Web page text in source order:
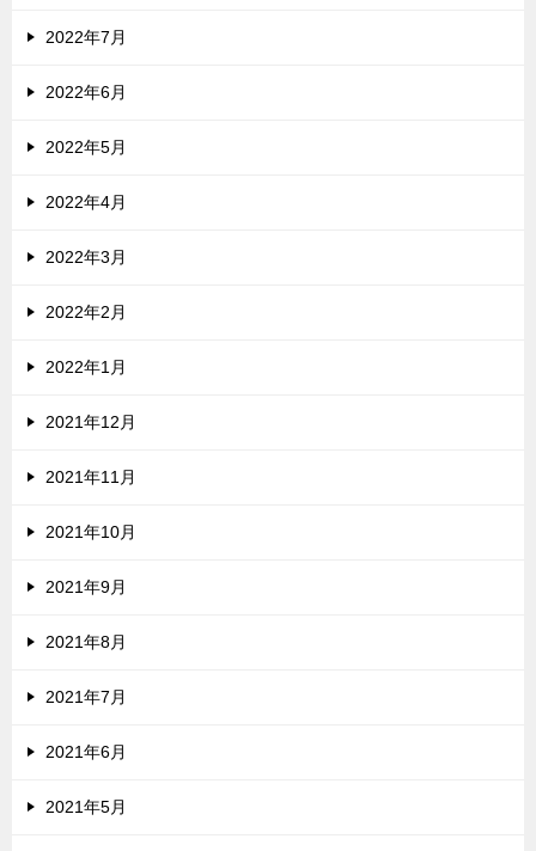
2022年7月
2022年6月
2022年5月
2022年4月
2022年3月
2022年2月
2022年1月
2021年12月
2021年11月
2021年10月
2021年9月
2021年8月
2021年7月
2021年6月
2021年5月